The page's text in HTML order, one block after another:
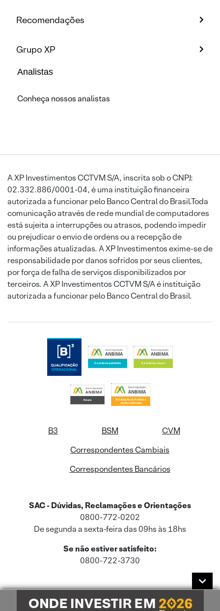
Recomendações
Grupo XP
Analistas
Conheça nossos analistas
A XP Investimentos CCTVM S/A, inscrita sob o CNPJ:
02.332.886/0001-04, é uma instituição financeira
autorizada a funcionar pelo Banco Central do Brasil.Toda
comunicação através de rede mundial de computadores
está sujeita a interrupções ou atrasos, podendo impedir
ou prejudicar o envio de ordens ou a recepção de
informações atualizadas. A XP Investimentos exime-se de
responsabilidade por danos sofridos por seus clientes,
por força de falha de serviços disponibilizados por
terceiros. A XP Investimentos CCTVM S/A é instituição
autorizada a funcionar pelo Banco Central do Brasil.
B3 BSM
CVM
Correspondentes Cambiais
Correspondentes Bancários
SAC - Dúvidas, Reclamações e Orientações
0800-772-0202
De segunda a sexta-feira das 09hs às 18hs
Se não estiver satisfeito:
0800-722-3730
Este site usa cookies e dados pessoais de acordo com a nossaPolítica de
Cookies
e a nossaPolítica de Privacidade.